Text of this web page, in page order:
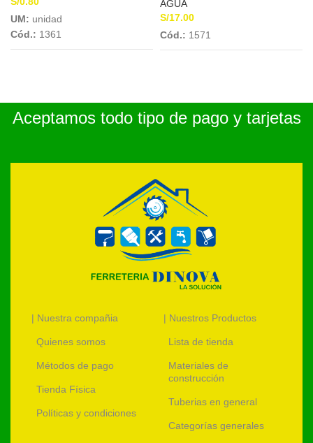
UM: unidad
Cód.: 1361
AGUA
S/17.00
Cód.: 1571
Aceptamos todo tipo de pago y tarjetas
| Nuestra compañia
Quienes somos
Métodos de pago
Tienda Física
Políticas y condiciones
| Nuestros Productos
Lista de tienda
Materiales de
construcción
Tuberias en general
Categorías generales